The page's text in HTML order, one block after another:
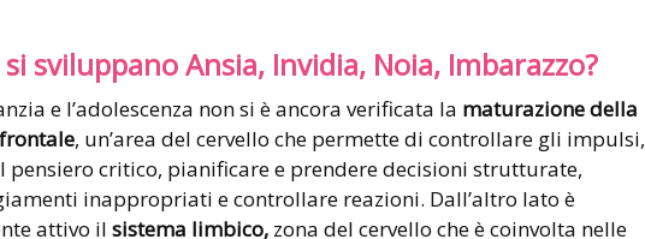
sviluppano Ansia, Invidia, Noia, Imbarazzo?
e l’adolescenza non si è ancora verificata la maturazione della
, un’area del cervello che permette di controllare gli impulsi,
pensiero critico, pianificare e prendere decisioni strutturate,
inappropriati e controllare reazioni. Dall’altro lato è
attivo il sistema limbico, zona del cervello che è coinvolta nelle